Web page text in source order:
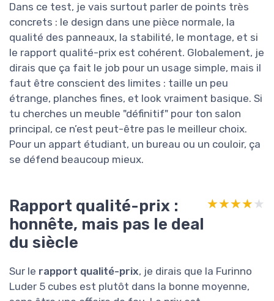
Dans ce test, je vais surtout parler de points très
concrets : le design dans une pièce normale, la
qualité des panneaux, la stabilité, le montage, et si
le rapport qualité-prix est cohérent. Globalement, je
dirais que ça fait le job pour un usage simple, mais il
faut être conscient des limites : taille un peu
étrange, planches fines, et look vraiment basique. Si
tu cherches un meuble "définitif" pour ton salon
principal, ce n’est peut-être pas le meilleur choix.
Pour un appart étudiant, un bureau ou un couloir, ça
se défend beaucoup mieux.
Rapport qualité-prix :
honnête, mais pas le deal
du siècle
★★★★★
★★★★★
Sur le rapport qualité-prix, je dirais que la Furinno
Luder 5 cubes est plutôt dans la bonne moyenne,